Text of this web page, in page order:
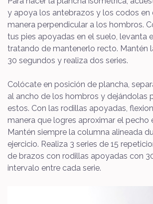
y apoya los antebrazos y los codos en
manera perpendicular a los hombros.
tus pies apoyadas en el suelo, levanta
tratando de mantenerlo recto. Mantén
30 segundos y realiza dos series.
Colócate en posición de plancha,
al ancho de los hombros y dejándolas
estos. Con las rodillas apoyadas,
manera que logres aproximar el pecho
Mantén siempre la columna alineada
ejercicio. Realiza 3 series de 15
de brazos con rodillas apoyadas con
intervalo entre cada serie.